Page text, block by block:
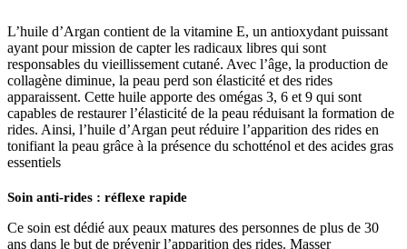
L’huile d’Argan contient de la vitamine E, un antioxydant puissant
ayant pour mission de capter les radicaux libres qui sont
responsables du vieillissement cutané. Avec l’âge, la production de
collagène diminue, la peau perd son élasticité et des rides
apparaissent. Cette huile apporte des omégas 3, 6 et 9 qui sont
capables de restaurer l’élasticité de la peau réduisant la formation de
rides. Ainsi, l’huile d’Argan peut réduire l’apparition des rides en
tonifiant la peau grâce à la présence du schotténol et des acides gras
essentiels
Soin anti-rides : réflexe rapide
Ce soin est dédié aux peaux matures des personnes de plus de 30
ans dans le but de prévenir l’apparition des rides. Masser